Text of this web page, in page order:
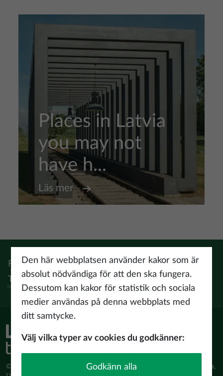
Places in Latvia
you may not
have h...
Läs mer
Följ:InstagramFacebookPinterestYoutubeThreads
Tiktok
© Latvijas Investīciju un attīstības aģentūra (LIAA) Pērses iela 2, Rīga,
Den här webbplatsen använder kakor som är
absolut nödvändiga för att den ska fungera.
Dessutom kan kakor för statistik och sociala
medier användas på denna webbplats med
ditt samtycke.
Välj vilka typer av cookies du godkänner:
Godkänn alla